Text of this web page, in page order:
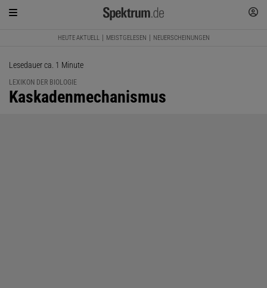
HEUTE AKTUELL MEISTGELESEN NEUERSCHEINUNGEN
Lesedauer ca. 1 Minute
LEXIKON DER BIOLOGIE
:
Kaskadenmechanismus